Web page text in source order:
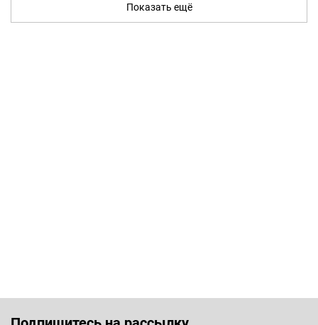
Показать ещё